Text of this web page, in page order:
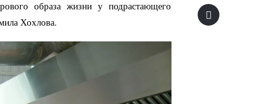
образа жизни у подрастающего
Хохлова.